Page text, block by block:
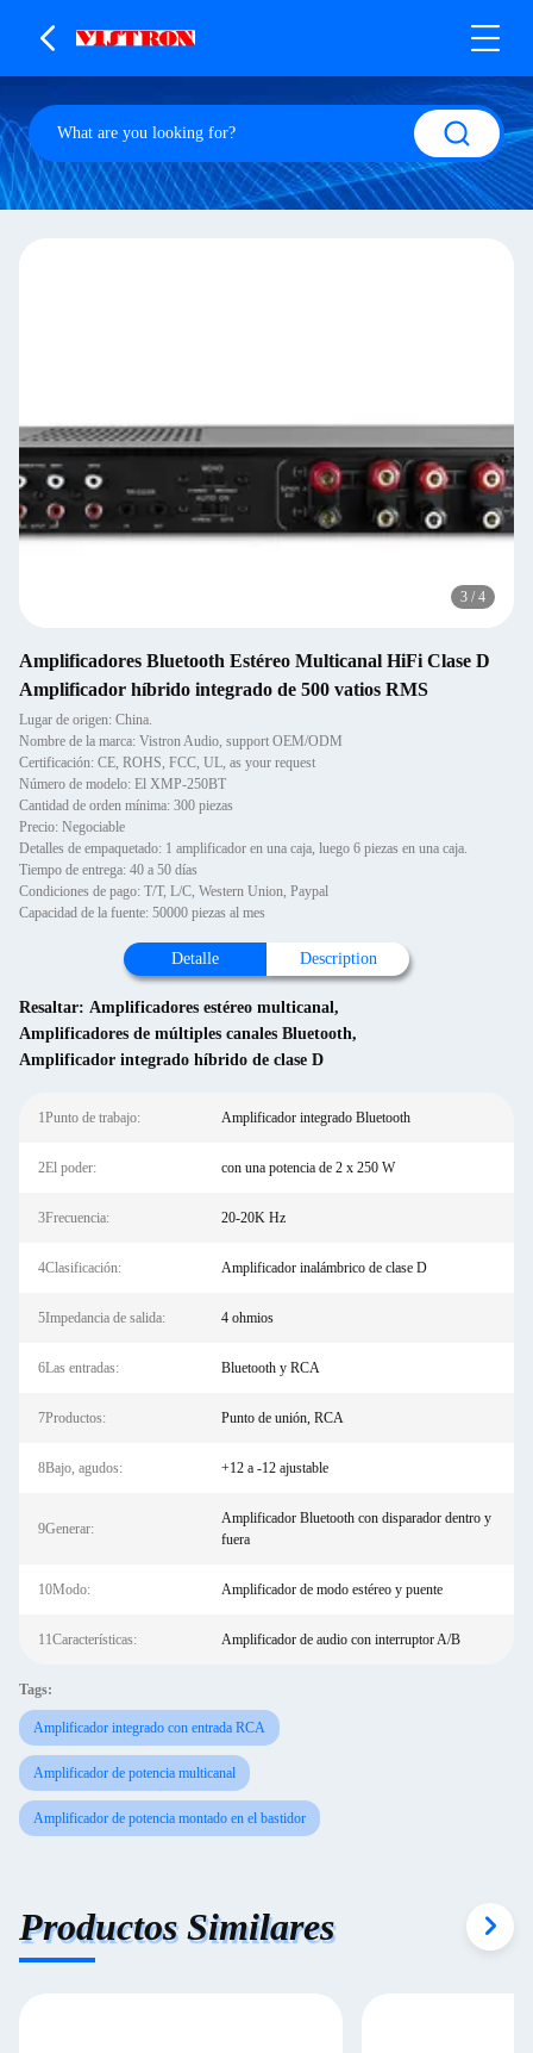
3 / 4
Amplificadores Bluetooth Estéreo Multicanal HiFi Clase D
Amplificador híbrido integrado de 500 vatios RMS
Lugar de origen: China.
Nombre de la marca: Vistron Audio, support OEM/ODM
Certificación: CE, ROHS, FCC, UL, as your request
Número de modelo: El XMP-250BT
Cantidad de orden mínima: 300 piezas
Precio: Negociable
Detalles de empaquetado: 1 amplificador en una caja, luego 6 piezas en una caja.
Tiempo de entrega: 40 a 50 días
Condiciones de pago: T/T, L/C, Western Union, Paypal
Capacidad de la fuente: 50000 piezas al mes
Detalle Description
Resaltar: Amplificadores estéreo multicanal,
Amplificadores de múltiples canales Bluetooth,
Amplificador integrado híbrido de clase D
1Punto de trabajo: Amplificador integrado Bluetooth
2El poder: con una potencia de 2 x 250 W
3Frecuencia: 20-20K Hz
4Clasificación: Amplificador inalámbrico de clase D
5Impedancia de salida: 4 ohmios
6Las entradas: Bluetooth y RCA
7Productos: Punto de unión, RCA
8Bajo, agudos: +12 a -12 ajustable
9Generar:
Amplificador Bluetooth con disparador dentro y
fuera
10Modo: Amplificador de modo estéreo y puente
11Características: Amplificador de audio con interruptor A/B
Tags:
Amplificador integrado con entrada RCA
Amplificador de potencia multicanal
Amplificador de potencia montado en el bastidor
Productos Similares